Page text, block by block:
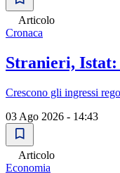
Articolo
Cronaca
Stranieri, Istat:
Crescono gli ingressi
03 Ago 2026 - 14:43
Articolo
Economia